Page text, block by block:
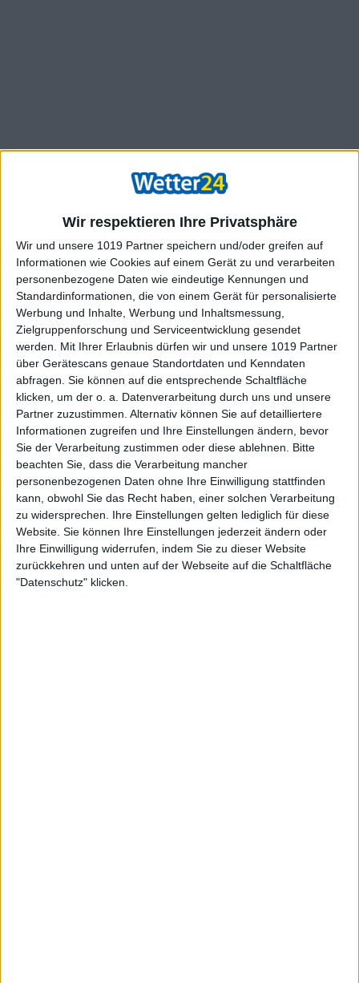
Wir respektieren Ihre Privatsphäre
Wir und unsere 1019 Partner speichern und/oder greifen auf
Informationen wie Cookies auf einem Gerät zu und verarbeiten
personenbezogene Daten wie eindeutige Kennungen und
Standardinformationen, die von einem Gerät für personalisierte
Werbung und Inhalte, Werbung und Inhaltsmessung,
Zielgruppenforschung und Serviceentwicklung gesendet
werden.
Mit Ihrer Erlaubnis dürfen wir und unsere 1019 Partner
über Gerätescans genaue Standortdaten und Kenndaten
abfragen. Sie können auf die entsprechende Schaltfläche
klicken, um der o. a. Datenverarbeitung durch uns und unsere
Partner zuzustimmen. Alternativ können Sie auf detailliertere
Informationen zugreifen und Ihre Einstellungen ändern, bevor
Sie der Verarbeitung zustimmen oder diese ablehnen.
Bitte
beachten Sie, dass die Verarbeitung mancher
personenbezogenen Daten ohne Ihre Einwilligung stattfinden
kann, obwohl Sie das Recht haben, einer solchen Verarbeitung
zu widersprechen. Ihre Einstellungen gelten lediglich für diese
Website. Sie können Ihre Einstellungen jederzeit ändern oder
Ihre Einwilligung widerrufen, indem Sie zu dieser Website
zurückkehren und unten auf der Webseite auf die Schaltfläche
"Datenschutz" klicken.